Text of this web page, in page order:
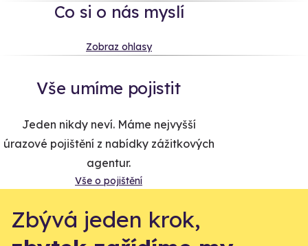
Co si o nás myslí
Zobraz ohlasy
Vše umíme pojistit
Jeden nikdy neví. Máme nejvyšší
úrazové pojištění z nabídky zážitkových
agentur.
Vše o pojištění
Zbývá jeden krok,